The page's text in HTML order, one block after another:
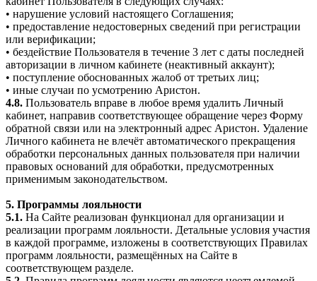
• нарушение условий настоящего Соглашения;
• предоставление недостоверных сведений при регистрации
или верификации;
• бездействие Пользователя в течение 3 лет с даты последней
авторизации в личном кабинете (неактивный аккаунт);
• поступление обоснованных жалоб от третьих лиц;
• иные случаи по усмотрению Аристон.
4.8. Пользователь вправе в любое время удалить Личный
кабинет, направив соответствующее обращение через Форму
обратной связи или на электронный адрес Аристон. Удаление
Личного кабинета не влечёт автоматического прекращения
обработки персональных данных пользователя при наличии
правовых оснований для обработки, предусмотренных
применимым законодательством.
5. Программы лояльности
5.1. На Сайте реализован функционал для организации и
реализации программ лояльности. Детальные условия участия
в каждой программе, изложены в соответствующих Правилах
программ лояльности, размещённых на Сайте в
соответствующем разделе.